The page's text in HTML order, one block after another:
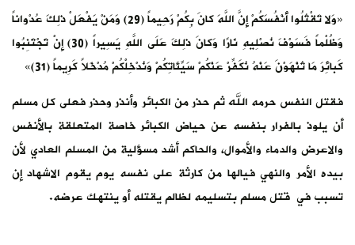
«وَلا تَقْتُلُوا أَنْفُسَكُمْ إِنَّ اللَّهَ كانَ بِكُمْ رَحِيماً (29) وَمَنْ يَفْعَلْ ذلِكَ عُدْواناً
وَظُلْماً فَسَوْفَ نُصْلِيهِ نَارًا وَكانَ ذلِكَ عَلَى اللَّهِ يَسِيراً (30) ‌إِنْ ‌تَجْتَنِبُوا
‌كَبائِرَ مَا تُنْهَوْنَ عَنْهُ نُكَفِّرْ عَنْكُمْ سَيِّئاتِكُمْ وَنُدْخِلْكُمْ مُدْخَلاً كَرِيماً (31)»
فقتل النفس حرمه الله ثم حذر من الكبائر وأنذر وحذر فعلى كل مسلم
أن يلوذ بالفرار بنفسه عن حياض الكبائر خاصة المتعلقة بالأنفس
والاعرض والدماء والأموال، والحاكم أشد مسؤلية من المسلم العادي لأن
بيده الأمر والنهي فيالها من كارثة على نفسه يوم يقوم الاشهاد إن
تسبب في قتل مسلم بتسليمه لظالم يقتله أو ينتهك عرضه.